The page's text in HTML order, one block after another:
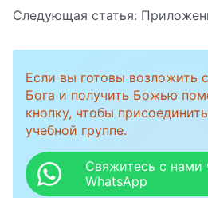
Следующая статья:
Если вы готовы возложить
Бога и получить Божью
кнопку, чтобы
учебной группе.
Свяжитесь с нами
WhatsApp